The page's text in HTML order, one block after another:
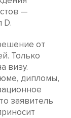
—
D.
от
Только
визу.
дипломы,
заявитель